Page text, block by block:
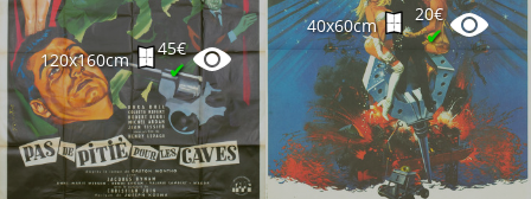
120x160cm
45€
✔
40x60cm
20€
✔